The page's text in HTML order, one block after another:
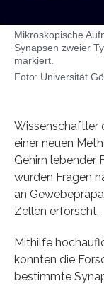
Mikroskopische
Synapsen zweier
markiert.
Foto: Universität
Wissenschaftler
einer neuen
Gehirn lebender
wurden Fragen
an
Zellen erforscht.
Mithilfe
konnten die
bestimmte